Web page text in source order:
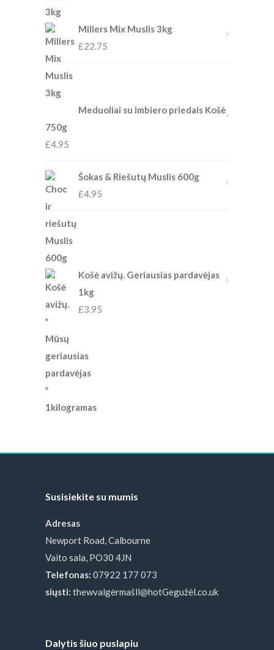
Millers Mix Muslis 3kg
£22.75
Meduoliai su imbiero priedais Košė
750g
£4.95
Šokas & Riešutų Muslis 600g
£4.95
Košė avižų. Geriausias pardavėjas
1kg
£3.95
Susisiekite su mumis
Adresas
Newport Road, Calbourne
Vaito sala, PO30 4JN
Telefonas: 07922 177 073
siųsti: thewvalgėrmašll@hotGegužėl.co.uk
Dalytis šiuo puslapiu